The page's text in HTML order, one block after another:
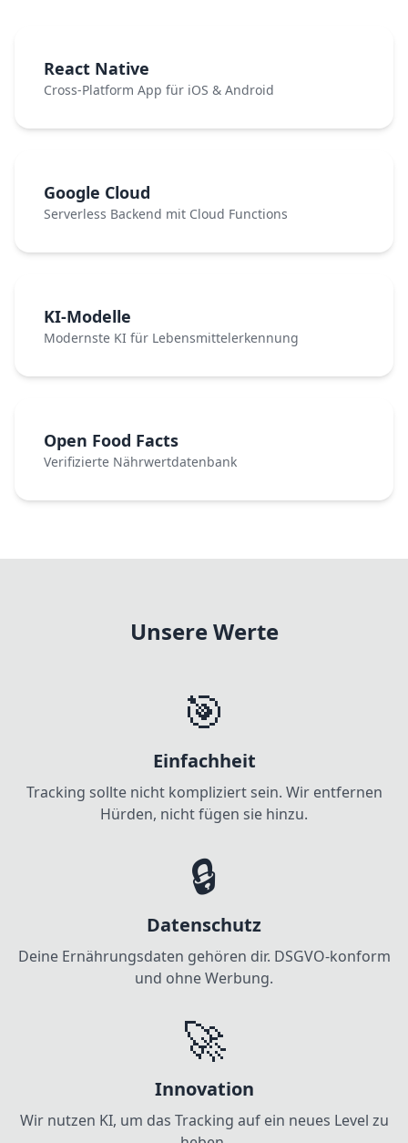
React Native
Cross-Platform App für iOS & Android
Google Cloud
Serverless Backend mit Cloud Functions
KI-Modelle
Modernste KI für Lebensmittelerkennung
Open Food Facts
Verifizierte Nährwertdatenbank
Unsere Werte
🎯
Einfachheit
Tracking sollte nicht kompliziert sein. Wir entfernen
Hürden, nicht fügen sie hinzu.
🔒
Datenschutz
Deine Ernährungsdaten gehören dir. DSGVO-konform
und ohne Werbung.
🚀
Innovation
Wir nutzen KI, um das Tracking auf ein neues Level zu